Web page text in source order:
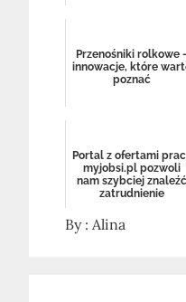
Przenośniki rolkowe
innowacje, które
poznać
Portal z ofertami
myjobsi.pl pozwoli
nam szybciej znaleźć
zatrudnienie
By : Alina